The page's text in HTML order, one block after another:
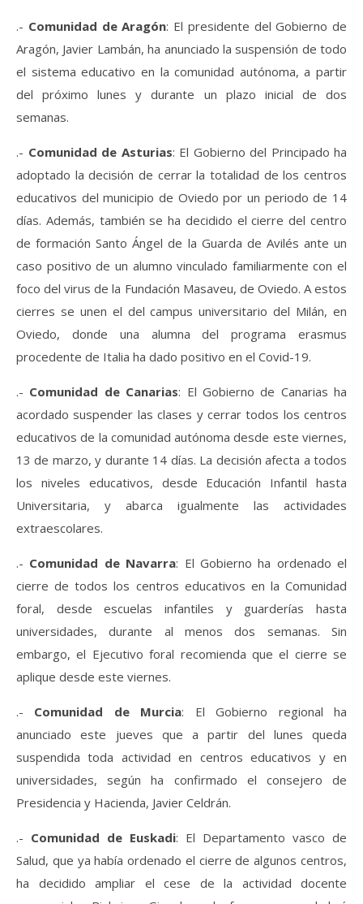
.- Comunidad de Aragón: El presidente del Gobierno de
Aragón, Javier Lambán, ha anunciado la suspensión de todo
el sistema educativo en la comunidad autónoma, a partir
del próximo lunes y durante un plazo inicial de dos
semanas.
.- Comunidad de Asturias: El Gobierno del Principado ha
adoptado la decisión de cerrar la totalidad de los centros
educativos del municipio de Oviedo por un periodo de 14
días. Además, también se ha decidido el cierre del centro
de formación Santo Ángel de la Guarda de Avilés ante un
caso positivo de un alumno vinculado familiarmente con el
foco del virus de la Fundación Masaveu, de Oviedo. A estos
cierres se unen el del campus universitario del Milán, en
Oviedo, donde una alumna del programa erasmus
procedente de Italia ha dado positivo en el Covid-19.
.- Comunidad de Canarias: El Gobierno de Canarias ha
acordado suspender las clases y cerrar todos los centros
educativos de la comunidad autónoma desde este viernes,
13 de marzo, y durante 14 días. La decisión afecta a todos
los niveles educativos, desde Educación Infantil hasta
Universitaria, y abarca igualmente las actividades
extraescolares.
.- Comunidad de Navarra: El Gobierno ha ordenado el
cierre de todos los centros educativos en la Comunidad
foral, desde escuelas infantiles y guarderías hasta
universidades, durante al menos dos semanas. Sin
embargo, el Ejecutivo foral recomienda que el cierre se
aplique desde este viernes.
.- Comunidad de Murcia: El Gobierno regional ha
anunciado este jueves que a partir del lunes queda
suspendida toda actividad en centros educativos y en
universidades, según ha confirmado el consejero de
Presidencia y Hacienda, Javier Celdrán.
.- Comunidad de Euskadi: El Departamento vasco de
Salud, que ya había ordenado el cierre de algunos centros,
ha decidido ampliar el cese de la actividad docente